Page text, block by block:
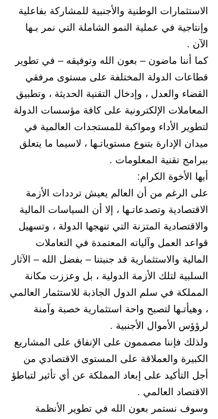
الاستثمارات الوطنية والأجنبية للمشاركة بفاعلية
وإنتاجية في عملية النمو الشاملة التي نمر بـها
الآن .
كما أننا ماضون – بعون الله وتوفيقه – في تطوير
قطاعات الدولة المختلفة على مستوى مرفقي
القضاء والعدل ، وإدخال التقنية الحديثة ، وتطبيق
المعاملات الإلكترونية على كافة مؤسسات الدولة
لتطوير الأداء ومواكبة للمستجدات العالمية في
ميدان الإدارة بتنوع مستوياتـها ، لاسيما ما يتعلق
ببرامج تقنية المعلومات .
أيها الأخوة الكرام:
على الرغم من أن العالم يعيش ترددات الأزمة
الاقتصادية وتصدعاتـها ، إلا أن السياسات المالية
والاقتصادية المتزنة التي تنهجها الدولة ، وتسهيل
قواعد العمل وآلياته المعتمدة في التعاملات
المالية والاستثمارية قد جنبتنا – بفضل الله – الآثار
السلبية لتلك الأزمة الدولية ، بل وعززت مكانة
المملكة في سلم الدول الجاذبة للاستثمار العالمي
، وهيأتـها لتصبح واحة استثمارية خصبة وآمنة
لرؤؤس الأموال الأجنبية .
ولذلك فإننا مصممون على الإنفاق على المشاريع
الكبيرة والعملاقة على المستوى الاقتصادي من
أجل التأكيد على إبعاد المملكة عن أي تأثير لتباطؤ
الاقتصاد العالمي .
وسوف نستمر بعون الله في تطوير الأنظمة